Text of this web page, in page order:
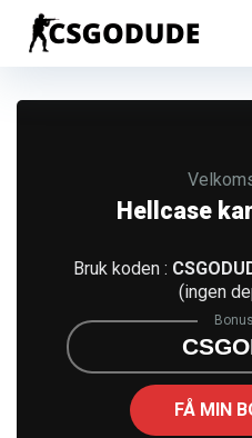
Hellcase
Bruk koden :
(ingen
FÅ MIN